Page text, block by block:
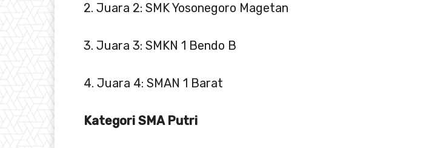
2. Juara 2: SMK Yosonegoro Magetan
3. Juara 3: SMKN 1 Bendo B
4. Juara 4: SMAN 1 Barat
Kategori SMA Putri